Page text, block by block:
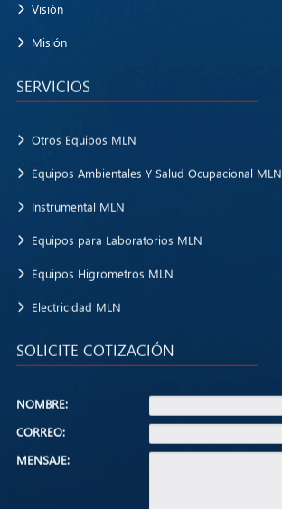
Visión
Misión
SERVICIOS
Otros Equipos MLN
Equipos Ambientales Y Salud Ocupacional MLN
Instrumental MLN
Equipos para Laboratorios MLN
Equipos Higrometros MLN
Electricidad MLN
SOLICITE COTIZACIÓN
NOMBRE:
CORREO:
MENSAJE: